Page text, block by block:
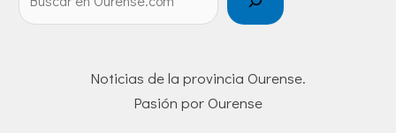
Noticias de la provincia Ourense.
Pasión por Ourense